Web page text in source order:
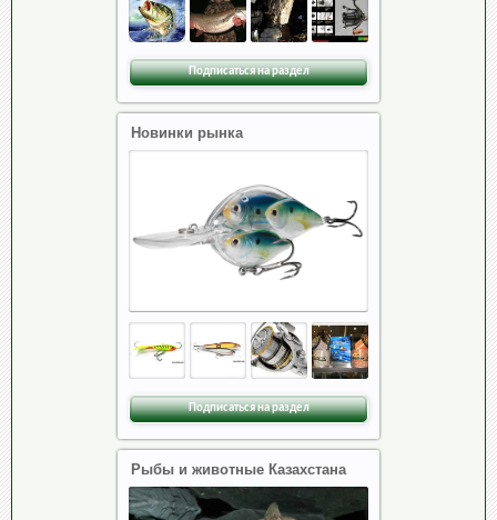
Подписаться на раздел
Новинки рынка
Подписаться на раздел
Рыбы и животные Казахстана